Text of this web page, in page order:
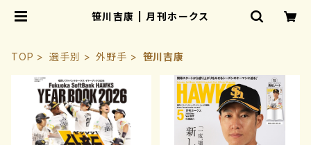
笹川吉康 | 月刊ホークス
TOP 選手別 外野手 笹川吉康